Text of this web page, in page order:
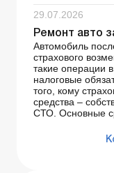
29.07.2026
Ремонт авто
Автомобиль
страхового
такие операции
налоговые
того, кому
средства –
СТО. Основные